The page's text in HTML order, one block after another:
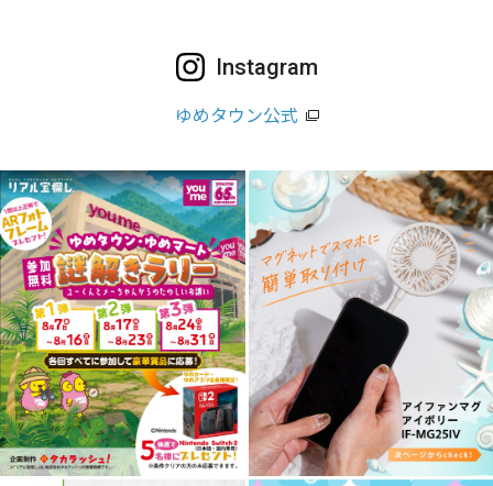
Instagram
ゆめタウン公式